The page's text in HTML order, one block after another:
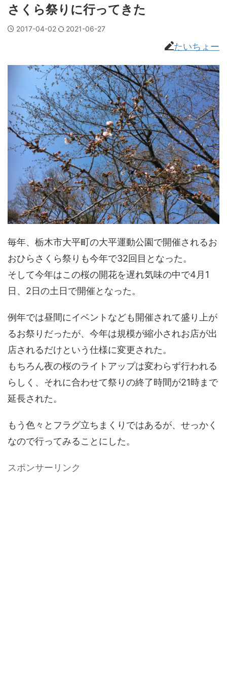
さくら祭りに行ってきた
2017-04-02 2021-06-27
たいちょー
毎年、栃木市大平町の大平運動公園で開催されるお
おひらさくら祭りも今年で32回目となった。
そして今年はこの桜の開花を遅れ気味の中で4月1
日、2日の土日で開催となった。
例年では昼間にイベントなども開催されて盛り上が
るお祭りだったが、今年は規模が縮小されお店が出
店されるだけという仕様に変更された。
もちろん夜の桜のライトアップは変わらず行われる
らしく、それに合わせて祭りの終了時間が21時まで
延長された。
もう色々とフラグ立ちまくりではあるが、せっかく
なので行ってみることにした。
スポンサーリンク